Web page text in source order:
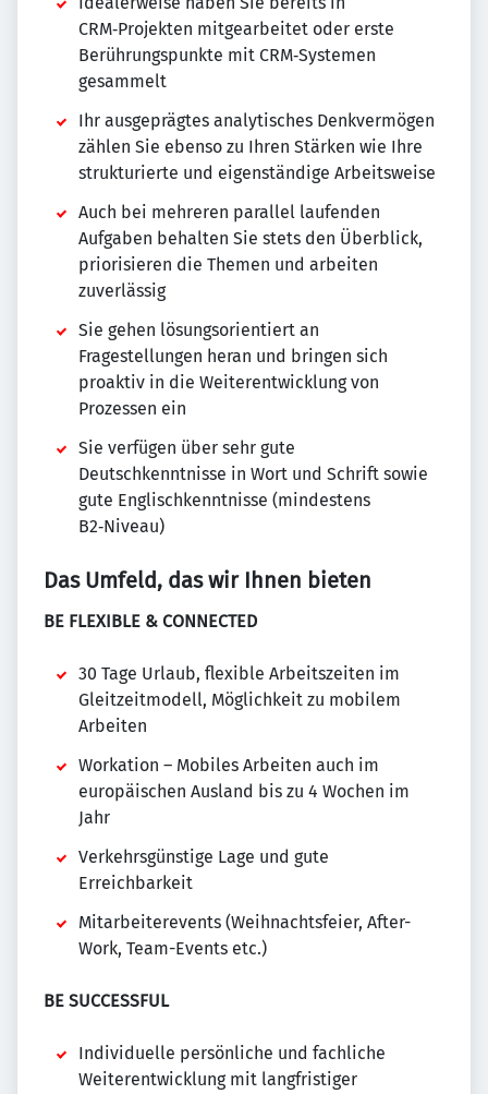
CRM‑Projekten mitgearbeitet oder erste
Berührungspunkte mit CRM‑Systemen
gesammelt
Ihr ausgeprägtes analytisches Denkvermögen
zählen Sie ebenso zu Ihren Stärken wie Ihre
strukturierte und eigenständige Arbeitsweise
Auch bei mehreren parallel laufenden
Aufgaben behalten Sie stets den Überblick,
priorisieren die Themen und arbeiten
zuverlässig
Sie gehen lösungsorientiert an
Fragestellungen heran und bringen sich
proaktiv in die Weiterentwicklung von
Prozessen ein
Sie verfügen über sehr gute
Deutschkenntnisse in Wort und Schrift sowie
gute Englischkenntnisse (mindestens
B2‑Niveau)
Das Umfeld, das wir Ihnen bieten
BE FLEXIBLE & CONNECTED
30 Tage Urlaub, flexible Arbeitszeiten im
Gleitzeitmodell, Möglichkeit zu mobilem
Arbeiten
Workation – Mobiles Arbeiten auch im
europäischen Ausland bis zu 4 Wochen im
Jahr
Verkehrsgünstige Lage und gute
Erreichbarkeit
Mitarbeiterevents (Weihnachtsfeier, After-
Work, Team-Events etc.)
BE SUCCESSFUL
Individuelle persönliche und fachliche
Weiterentwicklung mit langfristiger